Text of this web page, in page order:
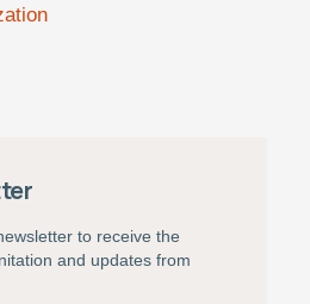
to receive the
and updates from